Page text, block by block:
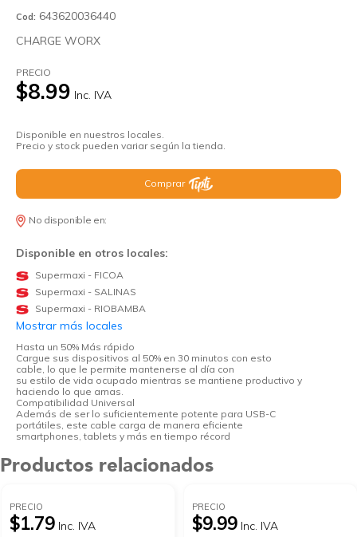
Cod: 643620036440
CHARGE WORX
PRECIO
$8.99 Inc. IVA
Disponible en nuestros locales.
Precio y stock pueden variar según la tienda.
Comprar
No disponible en:
Disponible en otros locales:
Supermaxi - FICOA
Supermaxi - SALINAS
Supermaxi - RIOBAMBA
Mostrar más locales
Hasta un 50% Más rápido
Cargue sus dispositivos al 50% en 30 minutos con esto
cable, lo que le permite mantenerse al día con
su estilo de vida ocupado mientras se mantiene productivo y
haciendo lo que amas.
Compatibilidad Universal
Además de ser lo suficientemente potente para USB-C
portátiles, este cable carga de manera eficiente
smartphones, tablets y más en tiempo récord
Productos relacionados
PRECIO
$1.79 Inc. IVA
PRECIO
$9.99 Inc. IVA